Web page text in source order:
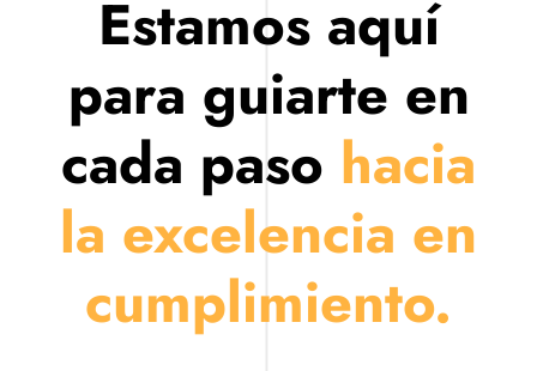
Estamos aquí
para guiarte en
cada paso hacia
la excelencia en
cumplimiento.